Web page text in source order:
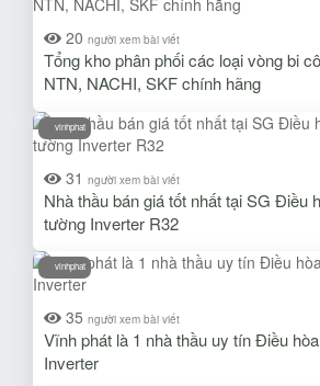
20 người xem bài viết
Tổng kho phân phối các loại vòng bi
NTN, NACHI, SKF chính hãng
vinhphat
31 người xem bài viết
Nhà thầu bán giá tốt nhất tại SG Điều
tường Inverter R32
vinhphat
35 người xem bài viết
Vĩnh phát là 1 nhà thầu uy tín Điều
Inverter